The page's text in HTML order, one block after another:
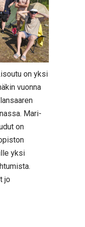
on yksi
vuonna
Mari-
on
yksi
jo